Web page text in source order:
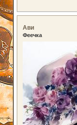
Ави
Феечка